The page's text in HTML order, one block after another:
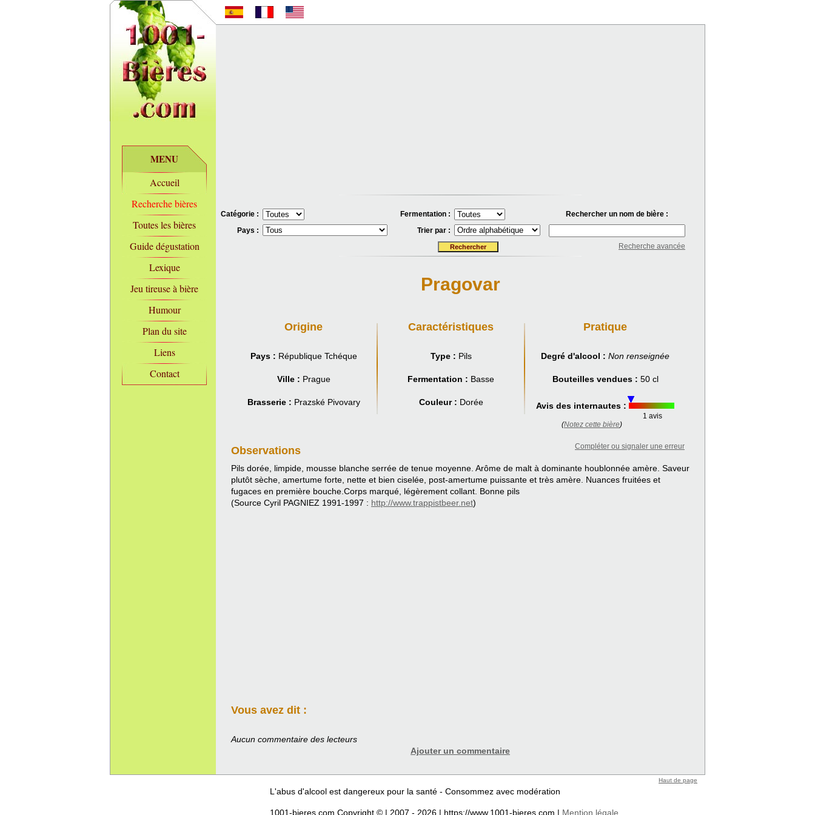
MENU
Accueil
Recherche bières
Toutes les bières
Guide dégustation
Lexique
Jeu tireuse à bière
Humour
Plan du site
Liens
Contact
Catégorie : Fermentation :
Rechercher un nom de bière :
Pays :
Trier par :
Recherche avancée
Pragovar
Origine
Pays : République Tchéque
Ville : Prague
Brasserie : Prazské Pivovary
Caractéristiques
Type : Pils
Fermentation : Basse
Couleur : Dorée
Pratique
Degré d'alcool : Non renseignée
Bouteilles vendues : 50 cl
Avis des internautes :
1 avis
(Notez cette bière)
Observations Compléter ou signaler une erreur
Pils dorée, limpide, mousse blanche serrée de tenue moyenne. Arôme de malt à dominante houblonnée amère. Saveur
plutôt sèche, amertume forte, nette et bien ciselée, post-amertume puissante et très amère. Nuances fruitées et
fugaces en première bouche.Corps marqué, légèrement collant. Bonne pils
(Source Cyril PAGNIEZ 1991-1997 : http://www.trappistbeer.net)
Vous avez dit :
Aucun commentaire des lecteurs
Ajouter un commentaire
L'abus d'alcool est dangereux pour la santé - Consommez avec modération
1001-bieres.com Copyright © | 2007 - 2026 | https://www.1001-bieres.com | Mention légale
Haut de page